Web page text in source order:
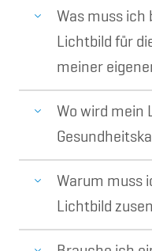
Was muss ich
Lichtbild für
meiner
Wo wird mein
Warum muss
Lichtbild